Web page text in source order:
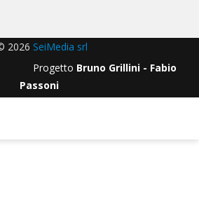
2026 SeiMedia srl
Progetto Bruno Grillini - Fabio
Passoni